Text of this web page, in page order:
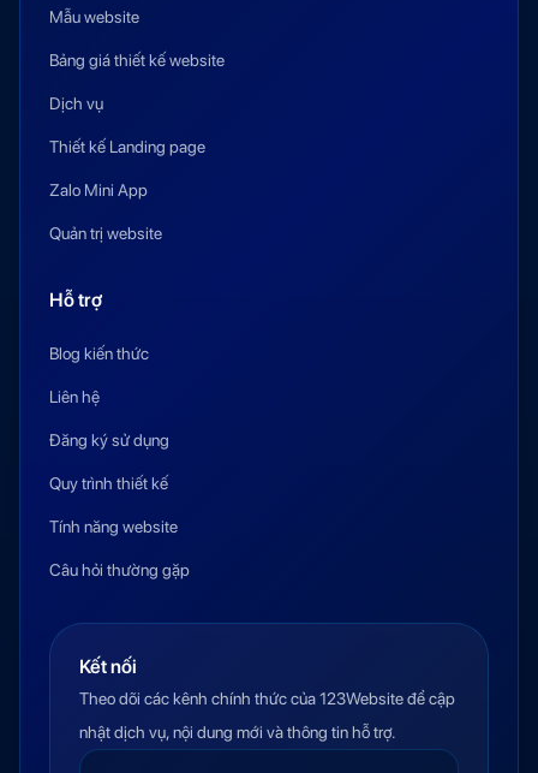
Mẫu website
Bảng giá thiết kế website
Dịch vụ
Thiết kế Landing page
Zalo Mini App
Quản trị website
Hỗ trợ
Blog kiến thức
Liên hệ
Đăng ký sử dụng
Quy trình thiết kế
Tính năng website
Câu hỏi thường gặp
Kết nối
Theo dõi các kênh chính thức của 123Website để cập
nhật dịch vụ, nội dung mới và thông tin hỗ trợ.